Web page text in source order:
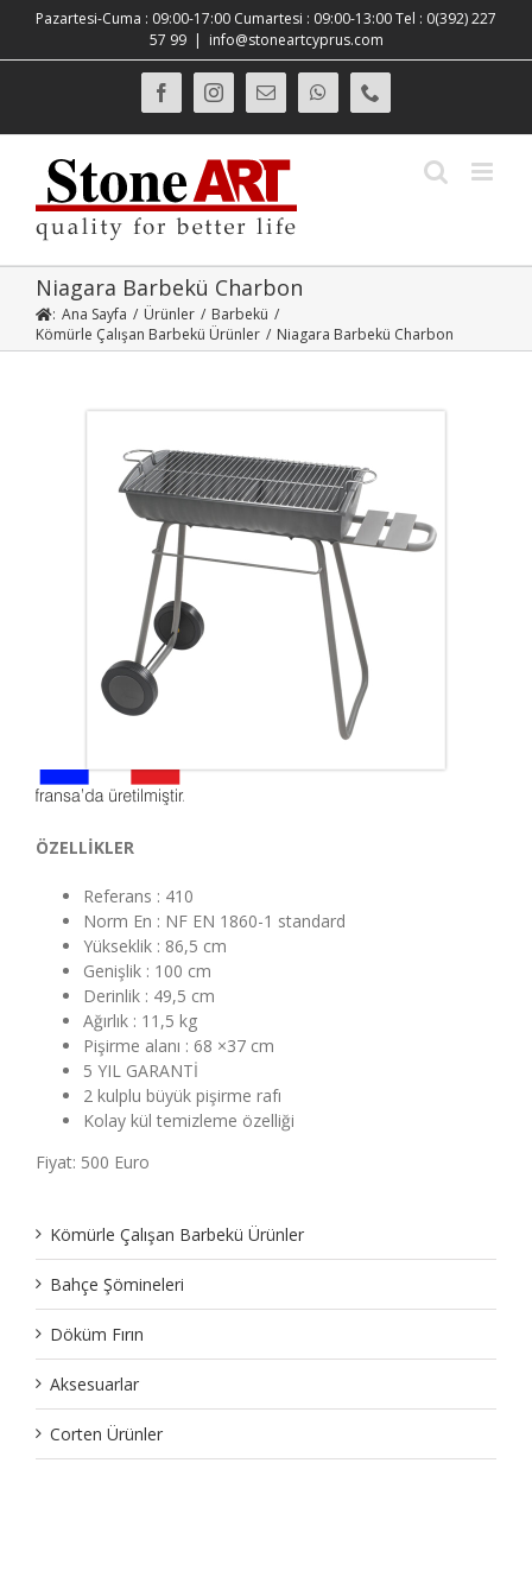
content
Pazartesi-Cuma : 09:00-17:00 Cumartesi : 09:00-13:00 Tel : 0(392) 227
57 99 | info@stoneartcyprus.com
FacebookInstagram
E-
posta
WhatsApp
Niagara Barbekü Charbon
: Ana Sayfa / Ürünler / Barbekü /
Kömürle Çalışan Barbekü Ürünler / Niagara Barbekü Charbon
ÖZELLİKLER
Referans : 410
Norm En : NF EN 1860-1 standard
Yükseklik : 86,5 cm
Genişlik : 100 cm
Derinlik : 49,5 cm
Ağırlık : 11,5 kg
Pişirme alanı : 68 ×37 cm
5 YIL GARANTİ
2 kulplu büyük pişirme rafı
Kolay kül temizleme özelliği
Fiyat: 500 Euro
Kömürle Çalışan Barbekü Ürünler
Bahçe Şömineleri
Döküm Fırın
Aksesuarlar
Corten Ürünler